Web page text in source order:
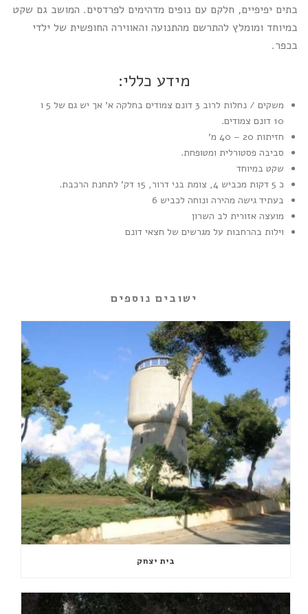
בתים יפיפיים, חלקם עם נופים מדהימים לפרדסים. המושב גם שקט
במיוחד ומומלץ להתרשם מהתנועה והאווירה החופשית של ילדי
בכפר.
מידע כללי:
משקים / נחלות לרוב 3 דונם צמודים בחלקה א' אך יש גם של 5 ו
10 דונם צמודים.
חזיתות 20 – 40 מ'
סביבה פסטורלית ומטופחת.
שקט במיוחד
כ 5 דקות מכביש 4, צומת בני דרור, 15 דק' לתחנת הרכבת.
בעתיד גישה מהירה ונוחה לכביש 6
מועצה אזורית לב השרון
וילות בהרחבות על מגרשים של חצאי דונם
ישובים נוספים
בית יצחק